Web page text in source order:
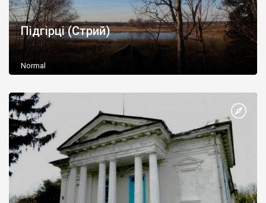
Підгірці (Стрий)
Normal